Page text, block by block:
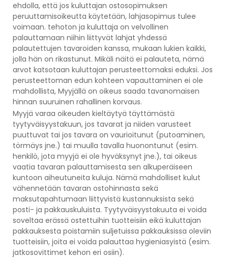
ehdolla, että jos kuluttajan ostosopimuksen
peruuttamisoikeutta käytetään, lahjasopimus tulee
voimaan. tehoton ja kuluttaja on velvollinen
palauttamaan niihin liittyvät lahjat yhdessä
palautettujen tavaroiden kanssa, mukaan lukien kaikki,
jolla hän on rikastunut. Mikäli näitä ei palauteta, nämä
arvot katsotaan kuluttajan perusteettomaksi eduksi. Jos
perusteettoman edun kohteen vapauttaminen ei ole
mahdollista, Myyjällä on oikeus saada tavanomaisen
hinnan suuruinen rahallinen korvaus.
Myyjä varaa oikeuden kieltäytyä täyttämästä
tyytyväisyystakuun, jos tavarat ja niiden varusteet
puuttuvat tai jos tavara on vaurioitunut (putoaminen,
törmäys jne.) tai muulla tavalla huonontunut (esim.
henkilö, jota myyjä ei ole hyväksynyt jne.), tai oikeus
vaatia tavaran palauttamisesta sen alkuperäiseen
kuntoon aiheutuneita kuluja. Nämä mahdolliset kulut
vähennetään tavaran ostohinnasta sekä
maksutapahtumaan liittyvistä kustannuksista sekä
posti- ja pakkauskuluista. Tyytyväisyystakuuta ei voida
soveltaa erässä ostettuihin tuotteisiin eikä kuluttajan
pakkauksesta poistamiin suljetuissa pakkauksissa oleviin
tuotteisiin, joita ei voida palauttaa hygieniasyistä (esim.
jatkosovittimet kehon eri osiin).